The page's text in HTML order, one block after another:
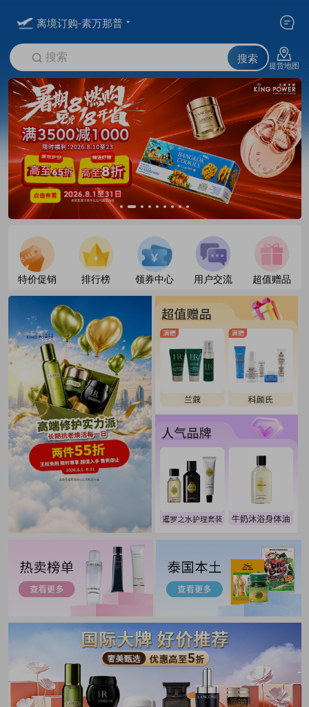
离境订购-素万那普
搜索 搜索
提货地图
特价促销 排行榜 领券中心 用户交流 超值赠品